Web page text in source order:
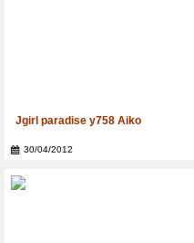
Jgirl paradise y758 Aiko
30/04/2012